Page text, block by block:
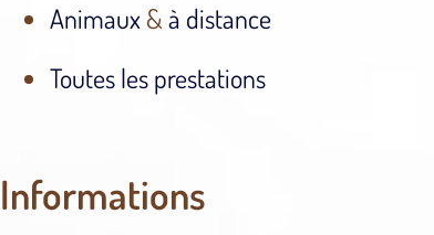
Animaux&à distance
Toutes les prestations
Informations